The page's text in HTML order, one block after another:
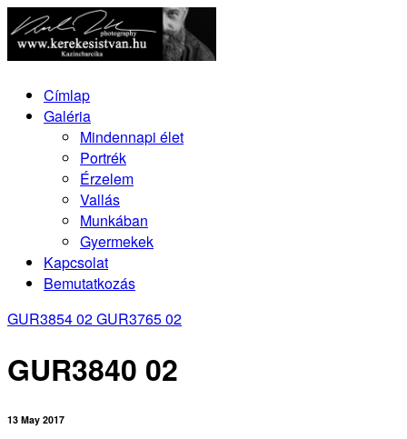
Címlap
Galéria
Mindennapi élet
Portrék
Érzelem
Vallás
Munkában
Gyermekek
Kapcsolat
Bemutatkozás
GUR3854 02GUR3765 02
GUR3840 02
13 May 2017